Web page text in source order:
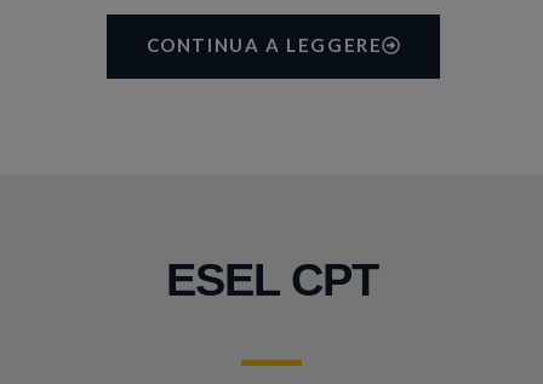
CONTINUA A LEGGERE
ESEL CPT